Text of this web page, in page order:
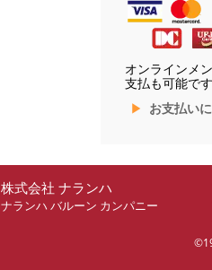
オンラインメ
支払も可能です
お支払い
株式会社 ナランハ
ナランハ バルーン カンパニー